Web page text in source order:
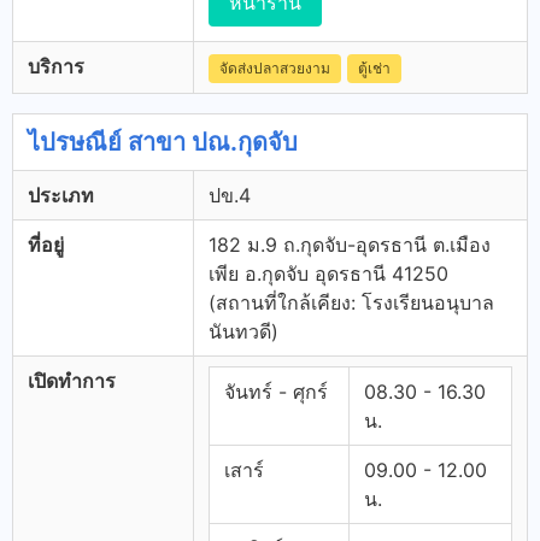
บริการ จัดส่งปลาสวยงาม ตู้เช่า
ไปรษณีย์ สาขา ปณ.กุดจับ
ประเภท ปข.4
ที่อยู่
182 ม.9 ถ.กุดจับ-อุดรธานี ต.เมือง
เพีย อ.กุดจับ อุดรธานี 41250
(สถานที่ใกล้เคียง: โรงเรียนอนุบาล
นันทวดี)
เปิดทำการ จันทร์ - ศุกร์
08.30 - 16.30
น.
เสาร์
09.00 - 12.00
น.